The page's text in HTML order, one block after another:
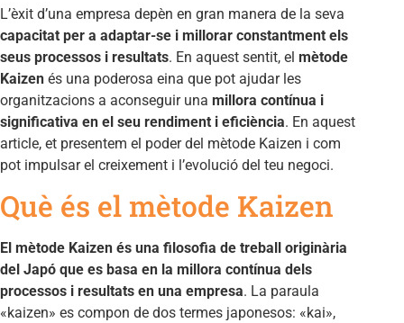
L’èxit d’una empresa depèn en gran manera de la seva
capacitat per a adaptar-se i millorar constantment els
seus processos i resultats. En aquest sentit, el mètode
Kaizen és una poderosa eina que pot ajudar les
organitzacions a aconseguir una millora contínua i
significativa en el seu rendiment i eficiència. En aquest
article, et presentem el poder del mètode Kaizen i com
pot impulsar el creixement i l’evolució del teu negoci.
Què és el mètode Kaizen
El mètode Kaizen és una filosofia de treball originària
del Japó que es basa en la millora contínua dels
processos i resultats en una empresa. La paraula
«kaizen» es compon de dos termes japonesos: «kai»,